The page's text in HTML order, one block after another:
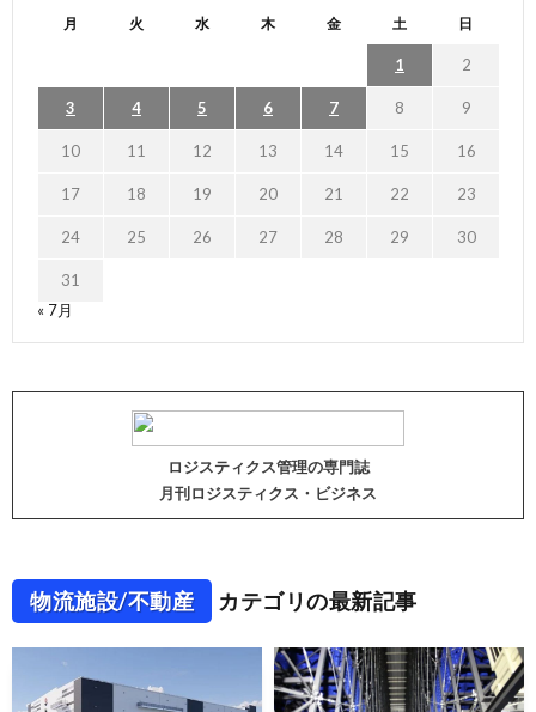
月 火 水 木 金 土 日
1 2
3 4 5 6 7 8 9
10 11 12 13 14 15 16
17 18 19 20 21 22 23
24 25 26 27 28 29 30
31
« 7月
ロジスティクス管理の専門誌
月刊ロジスティクス・ビジネス
物流施設/不動産 カテゴリの最新記事